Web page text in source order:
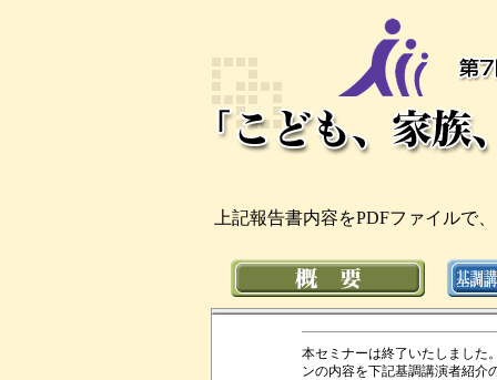
上記報告書内容をPDFファイルで
本セミナーは終了いたしました
ンの内容を下記基調講演者紹介